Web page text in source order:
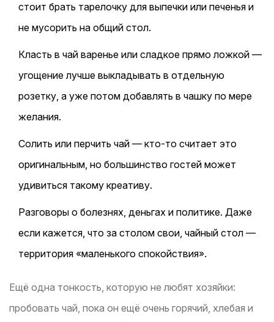
стоит брать тарелочку для выпечки или печенья и
не мусорить на общий стол.
Класть в чай варенье или сладкое прямо ложкой —
угощение лучше выкладывать в отдельную
розетку, а уже потом добавлять в чашку по мере
желания.
Солить или перчить чай — кто-то считает это
оригинальным, но большинство гостей может
удивиться такому креативу.
Разговоры о болезнях, деньгах и политике. Даже
если кажется, что за столом свои, чайный стол —
территория «маленького спокойствия».
Ещё одна тонкость, которую не любят хозяйки:
пробовать чай, пока он ещё очень горячий, хлебая и